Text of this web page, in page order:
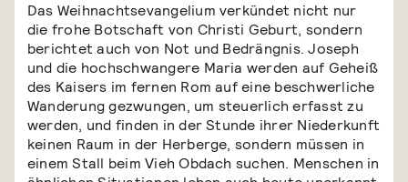
Das Weihnachtsevangelium verkündet nicht nur
die frohe Botschaft von Christi Geburt, sondern
berichtet auch von Not und Bedrängnis. Joseph
und die hochschwangere Maria werden auf Geheiß
des Kaisers im fernen Rom auf eine beschwerliche
Wanderung gezwungen, um steuerlich erfasst zu
werden, und finden in der Stunde ihrer Niederkunft
keinen Raum in der Herberge, sondern müssen in
einem Stall beim Vieh Obdach suchen. Menschen in